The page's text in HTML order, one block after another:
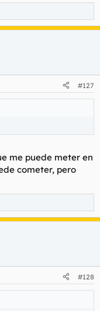
#127
me puede meter en
cometer, pero
#128